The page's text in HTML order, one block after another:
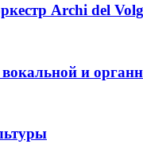
Archi del
и